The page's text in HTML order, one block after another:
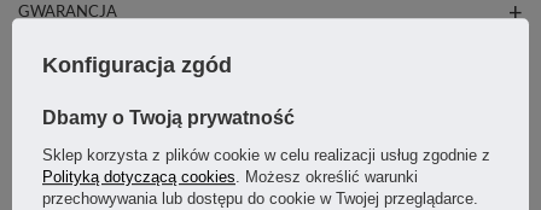
GWARANCJA
OSTATNIO CIĘ INTERESOWAŁO
Konfiguracja zgód
Dbamy o Twoją prywatność
Sklep korzysta z plików cookie w celu realizacji usług zgodnie z
Polityką dotyczącą cookies. Możesz określić warunki
przechowywania lub dostępu do cookie w Twojej przeglądarce.